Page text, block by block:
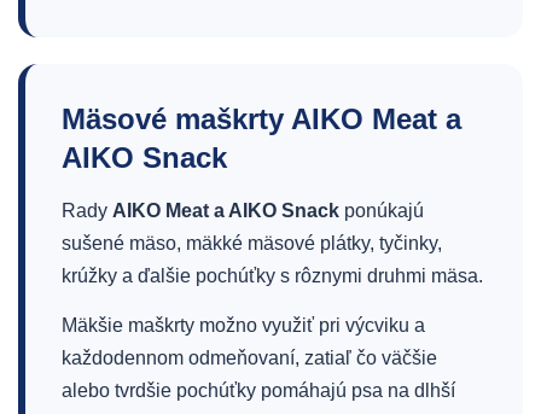
Mäsové maškrty AIKO Meat a
AIKO Snack
Rady AIKO Meat a AIKO Snack ponúkajú
sušené mäso, mäkké mäsové plátky, tyčinky,
krúžky a ďalšie pochúťky s rôznymi druhmi mäsa.
Mäkšie maškrty možno využiť pri výcviku a
každodennom odmeňovaní, zatiaľ čo väčšie
alebo tvrdšie pochúťky pomáhajú psa na dlhší